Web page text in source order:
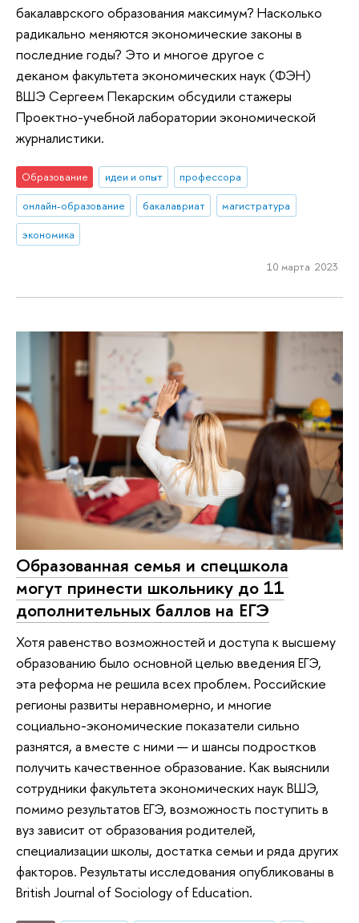
бакалаврского образования максимум? Насколько
радикально меняются экономические законы в
последние годы? Это и многое другое с
деканом факультета экономических наук (ФЭН)
ВШЭ Сергеем Пекарским обсудили стажеры
Проектно-учебной лаборатории экономической
журналистики.
Образование идеи и опыт
профессора
онлайн-образование
бакалавриат
магистратура
экономика
10 марта 2023
Образованная семья и спецшкола
могут принести школьнику до 11
дополнительных баллов на ЕГЭ
Хотя равенство возможностей и доступа к высшему
образованию было основной целью введения ЕГЭ,
эта реформа не решила всех проблем. Российские
регионы развиты неравномерно, и многие
социально-экономические показатели сильно
разнятся, а вместе с ними — и шансы подростков
получить качественное образование. Как выяснили
сотрудники факультета экономических наук ВШЭ,
помимо результатов ЕГЭ, возможность поступить в
вуз зависит от образования родителей,
специализации школы, достатка семьи и ряда других
факторов. Результаты исследования опубликованы в
British Journal of Sociology of Education.